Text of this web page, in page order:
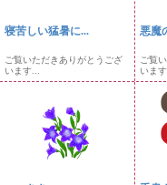
寝苦しい猛暑に...
ご覧いただきありがとうござ
います...
悪魔
ご覧
いま